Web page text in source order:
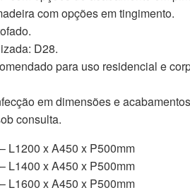
com opções em tingimento.
D28.
para uso residencial e
em dimensões e acabamentos
consulta.
L1200 x A450 x P500mm
L1400 x A450 x P500mm
L1600 x A450 x P500mm